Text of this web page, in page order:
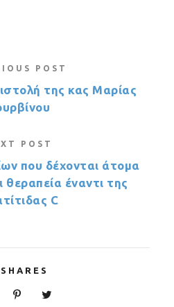
POST
της κας Μαρίας
POST
που δέχονται άτομα
θεραπεία έναντι της
C
SHARES